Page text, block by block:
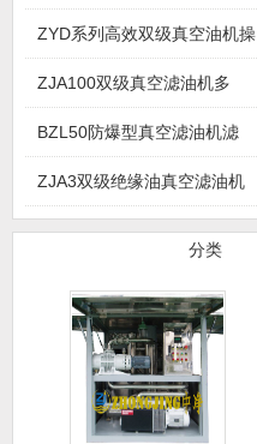
ZYD系列高效双级真空油机操
ZJA100双级真空滤油机多
BZL50防爆型真空滤油机滤
ZJA3双级绝缘油真空滤油机
分类